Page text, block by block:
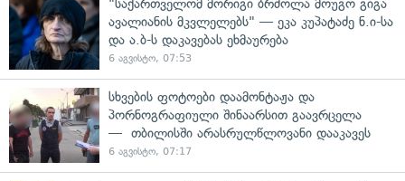
"საქართველომ მორიგი ბრძოლა მოუგო გიგა
ავალიანის მკვლელებს" — ეკა კუპატაძე ნ.ი-სა
და ა.ბ-ს დაკავებას ეხმაურება
6 აგვისტო, 07:53
სხვების ფოტოები დაამონტაჟა და
პორნოგრაფიული შინაარსით გაავრცელა
— თბილისში არასრულწლოვანი დააკავეს
6 აგვისტო, 07:17